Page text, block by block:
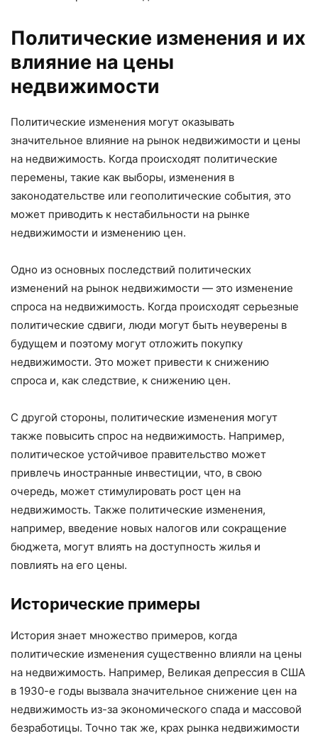
Политические изменения и их
влияние на цены
недвижимости
Политические изменения могут оказывать
значительное влияние на рынок недвижимости и цены
на недвижимость. Когда происходят политические
перемены, такие как выборы, изменения в
законодательстве или геополитические события, это
может приводить к нестабильности на рынке
недвижимости и изменению цен.
Одно из основных последствий политических
изменений на рынок недвижимости — это изменение
спроса на недвижимость. Когда происходят серьезные
политические сдвиги, люди могут быть неуверены в
будущем и поэтому могут отложить покупку
недвижимости. Это может привести к снижению
спроса и, как следствие, к снижению цен.
С другой стороны, политические изменения могут
также повысить спрос на недвижимость. Например,
политическое устойчивое правительство может
привлечь иностранные инвестиции, что, в свою
очередь, может стимулировать рост цен на
недвижимость. Также политические изменения,
например, введение новых налогов или сокращение
бюджета, могут влиять на доступность жилья и
повлиять на его цены.
Исторические примеры
История знает множество примеров, когда
политические изменения существенно влияли на цены
на недвижимость. Например, Великая депрессия в США
в 1930-е годы вызвала значительное снижение цен на
недвижимость из-за экономического спада и массовой
безработицы. Точно так же, крах рынка недвижимости